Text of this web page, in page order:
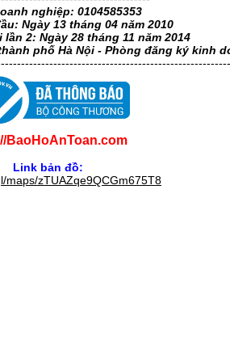
nghiệp: 0104585353
Ngày 13 tháng 04 năm 2010
2: Ngày 28 tháng 11 năm 2014
phố Hà Nội - Phòng đăng ký kinh
BaoHoAnToan.com
Link bản đồ:
maps/zTUAZqe9QCGm675T8